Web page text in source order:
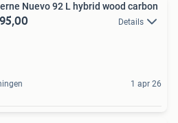
Nuevo 92 L hybrid wood carbon
Details
1 apr 26